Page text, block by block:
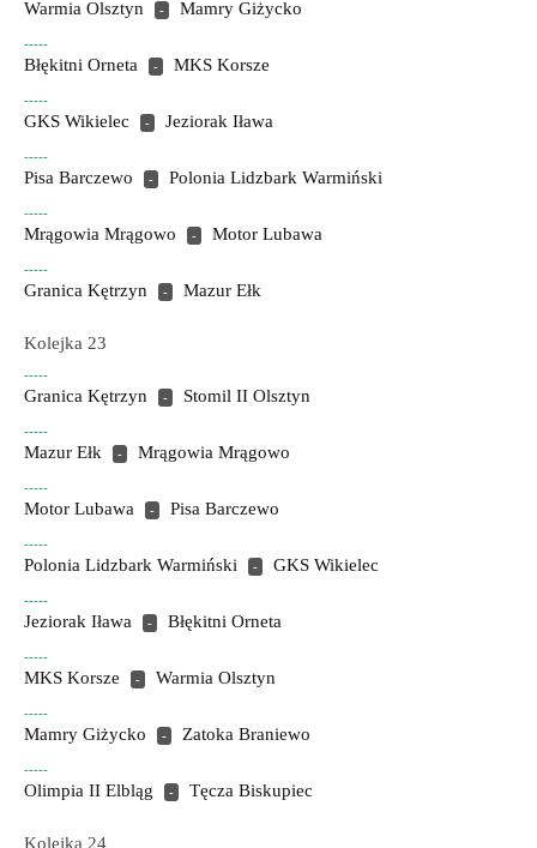
Warmia Olsztyn - Mamry Giżycko
-----
Błękitni Orneta - MKS Korsze
-----
GKS Wikielec - Jeziorak Iława
-----
Pisa Barczewo - Polonia Lidzbark Warmiński
-----
Mrągowia Mrągowo - Motor Lubawa
-----
Granica Kętrzyn - Mazur Ełk
Kolejka 23
-----
Granica Kętrzyn - Stomil II Olsztyn
-----
Mazur Ełk - Mrągowia Mrągowo
-----
Motor Lubawa - Pisa Barczewo
-----
Polonia Lidzbark Warmiński - GKS Wikielec
-----
Jeziorak Iława - Błękitni Orneta
-----
MKS Korsze - Warmia Olsztyn
-----
Mamry Giżycko - Zatoka Braniewo
-----
Olimpia II Elbląg - Tęcza Biskupiec
Kolejka 24